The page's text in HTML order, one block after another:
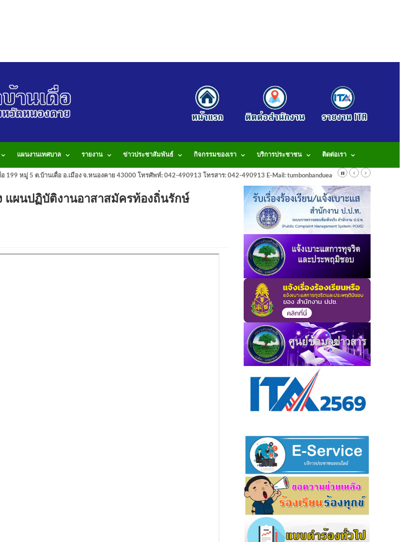
แผนงานเทศบาล รายงาน ข่าวประชาสัมพันธ์ กิจกรรมของเรา บริการประชาชน ติดต่อเรา
199 หมู่ 5 ต.บ้านเดื่อ อ.เมือง จ.หนองคาย 43000 โทรศัพท์: 042-490913 โทรสาร: 042-490913 E-Mail: tumbonbanduea@gmail.com
แผนปฏิบัติงานอาสาสมัครท้องถิ่นรักษ์